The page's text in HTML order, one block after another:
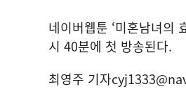
네이버웹툰 ‘미혼남녀의
시 40분에 첫 방송된다.
최영주 기자